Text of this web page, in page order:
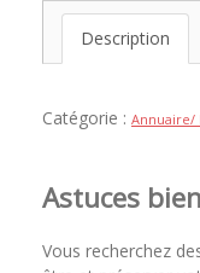
Description
Catégorie : Annuaire/
Astuces
Vous recherchez